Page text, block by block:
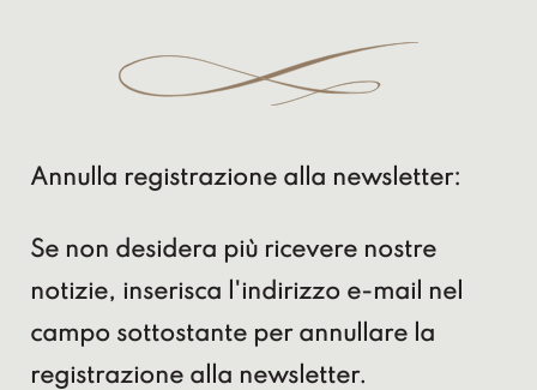
Annulla registrazione alla newsletter:
Se non desidera più ricevere nostre
notizie, inserisca l'indirizzo e-mail nel
campo sottostante per annullare la
registrazione alla newsletter.